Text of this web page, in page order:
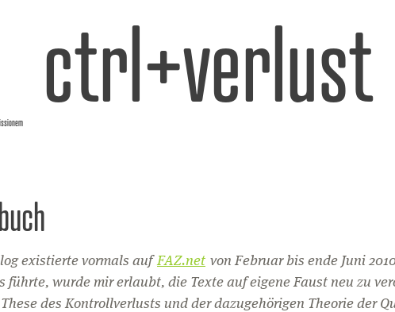
ctrl+verlust
existierte vormals aufFAZ.net von Februar bis ende Juni
führte, wurde mir erlaubt, die Texte auf eigene Faust neu zu
des Kontrollverlusts und der dazugehörigen Theorie der